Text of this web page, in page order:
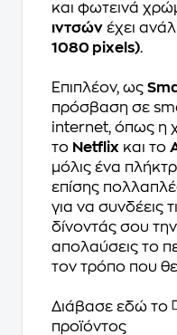
και φωτεινά
ιντσών έχει
1080 pixels).
Επιπλέον, ως
πρόσβαση σε
internet, όπως η
το Netflix και το
μόλις ένα
επίσης
για να συνδέεις
δίνοντάς σου
απολαύσεις το
τον τρόπο που
Διάβασε εδώ το
προϊόντος